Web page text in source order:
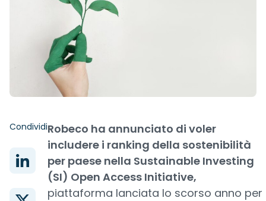
CondividiRobeco ha annunciato di voler
includere i ranking della sostenibilità
per paese nella Sustainable Investing
(SI) Open Access Initiative,
piattaforma lanciata lo scorso anno per